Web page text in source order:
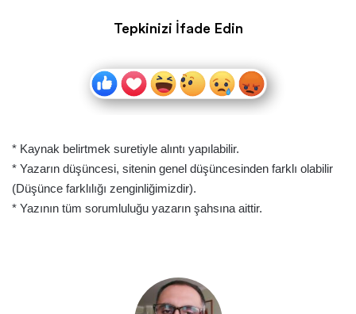
Tepkinizi İfade Edin
* Kaynak belirtmek suretiyle alıntı yapılabilir.
* Yazarın düşüncesi, sitenin genel düşüncesinden farklı olabilir
(Düşünce farklılığı zenginliğimizdir).
* Yazının tüm sorumluluğu yazarın şahsına aittir.